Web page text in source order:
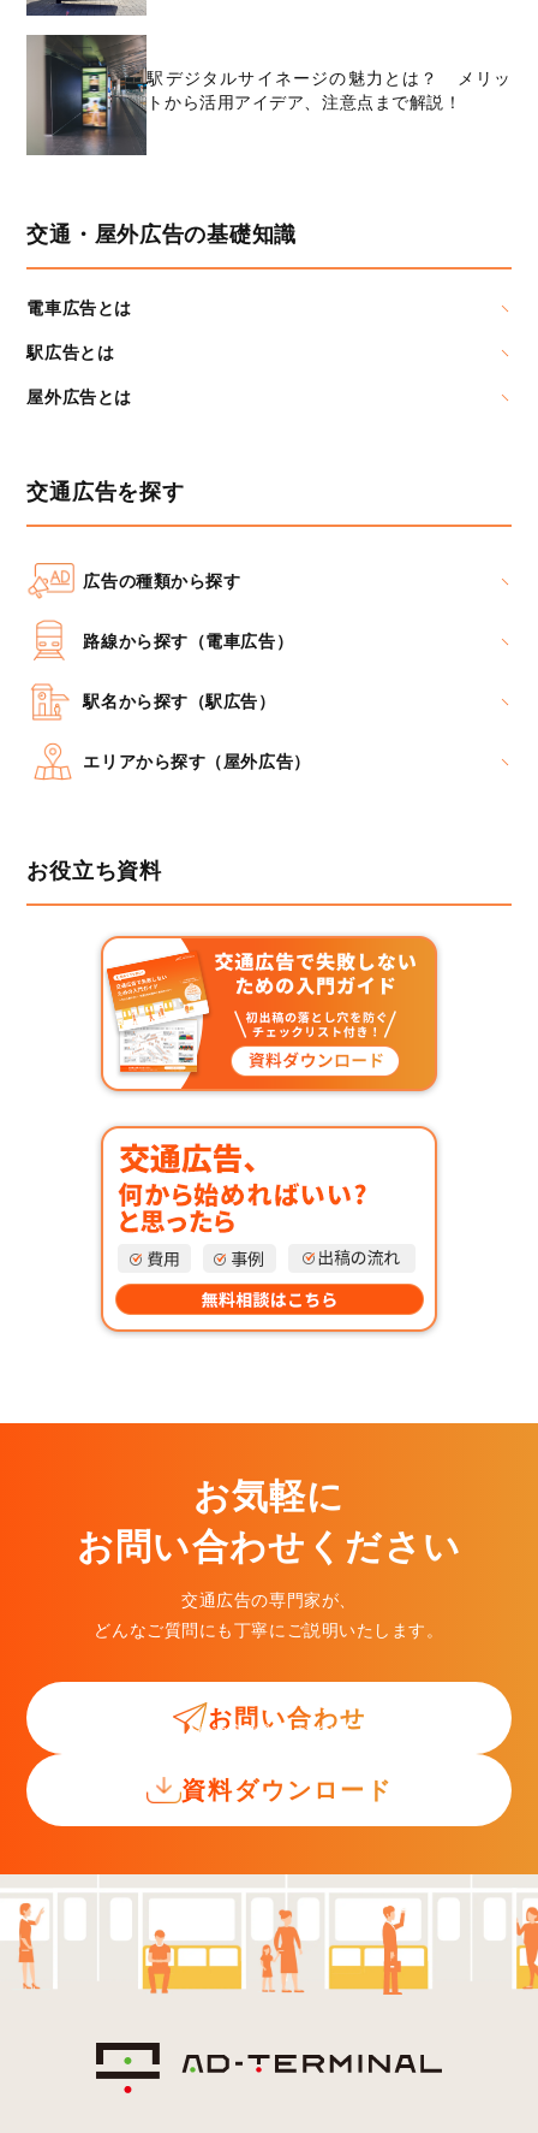
駅デジタルサイネージの魅力とは？ メリッ
トから活用アイデア、注意点まで解説！
交通・屋外広告の基礎知識
電車広告とは
駅広告とは
屋外広告とは
交通広告を探す
広告の種類から探す
路線から探す（電車広告）
駅名から探す（駅広告）
エリアから探す（屋外広告）
お役立ち資料
お気軽に
お問い合わせください
交通広告の専門家が、
どんなご質問にも丁寧にご説明いたします。
お問い合わせ
交通広告入門ガイド
資料ダウンロード